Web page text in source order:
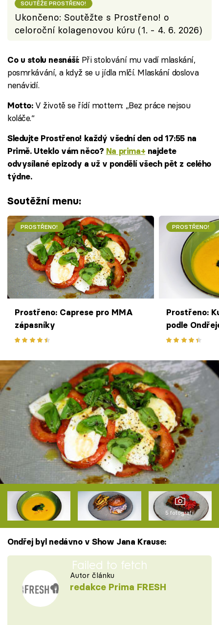
SOUTĚŽE PROSTŘENO!
Ukončeno: Soutěžte s Prostřeno! o
celoroční kolagenovou kúru (1. - 4. 6. 2026)
Co u stolu nesnáší:Při stolování mu vadí mlaskání,
posmrkávání, a když se u jídla mlčí. Mlaskání doslova
nenávidí.
Motto:V životě se řídí mottem: „Bez práce nejsou
koláče.“
Sledujte Prostřeno! každý všední den od 17:55 na
Primě. Uteklo vám něco? Na prima+ najdete
odvysílané epizody a už v pondělí všech pět z celého
týdne.
Soutěžní menu:
PROSTŘENO!
Prostřeno: Caprese pro MMA
zápasníky
PROSTŘENO!
Prostřeno:
podle
5 fotografií
Ondřej byl nedávno v Show Jana Krause:
Failed to fetch
Autor článku
redakce Prima FRESH